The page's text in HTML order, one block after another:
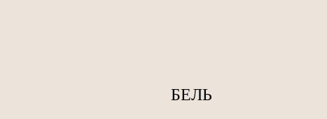
БЕЛЬ